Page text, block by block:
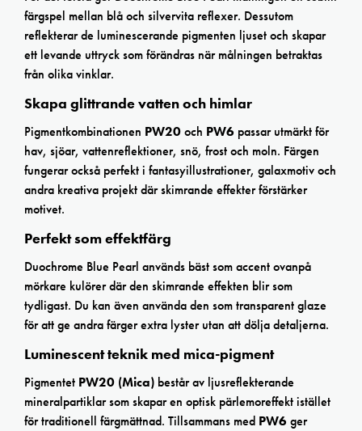
färgspel mellan blå och silvervita reflexer. Dessutom
reflekterar de luminescerande pigmenten ljuset och skapar
ett levande uttryck som förändras när målningen betraktas
från olika vinklar.
Skapa glittrande vatten och himlar
Pigmentkombinationen PW20och PW6 passar utmärkt för
hav, sjöar, vattenreflektioner, snö, frost och moln. Färgen
fungerar också perfekt i fantasyillustrationer, galaxmotiv och
andra kreativa projekt där skimrande effekter förstärker
motivet.
Perfekt som effektfärg
Duochrome Blue Pearl används bäst som accent ovanpå
mörkare kulörer där den skimrande effekten blir som
tydligast. Du kan även använda den som transparent glaze
för att ge andra färger extra lyster utan att dölja detaljerna.
Luminescent teknik med mica-pigment
Pigmentet PW20 (Mica) består av ljusreflekterande
mineralpartiklar som skapar en optisk pärlemoreffekt istället
för traditionell färgmättnad. Tillsammans med PW6 ger